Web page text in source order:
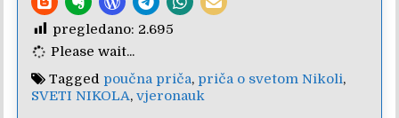
pregledano: 2.695
Please wait...
Taggedpoučna priča,priča o svetom Nikoli,
SVETI NIKOLA,vjeronauk